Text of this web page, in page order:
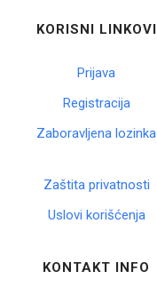
KORISNI LINKOVI
Prijava
Registracija
Zaboravljena lozinka
Zaštita privatnosti
Uslovi korišćenja
KONTAKT INFO